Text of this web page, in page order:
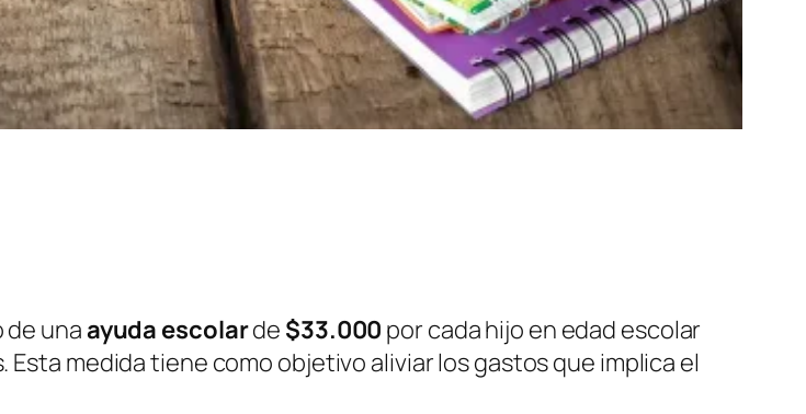
de unaayuda escolarde $33.000 por cada hijo en edad escolar
medida tiene como objetivo aliviar los gastos que implica el